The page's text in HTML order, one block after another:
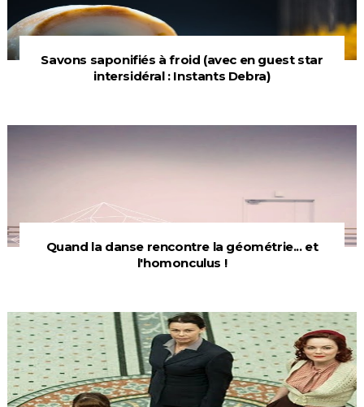
Savons saponifiés à froid (avec en guest star
intersidéral : Instants Debra)
Quand la danse rencontre la géométrie... et
l'homonculus !